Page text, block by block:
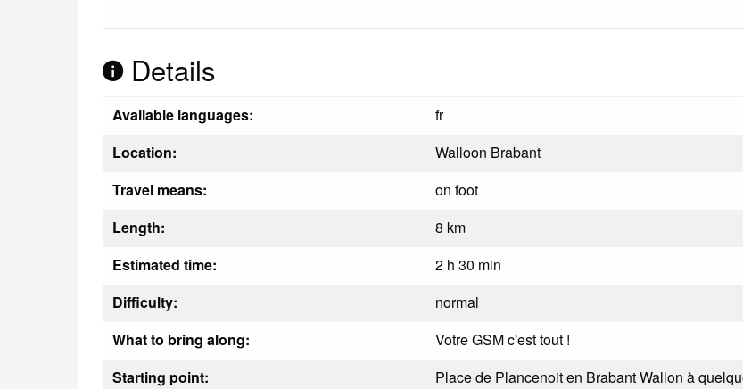
Details
Available languages:
fr
Location:
Walloon Brabant
Travel means:
on foot
Length:
8 km
Estimated time:
2 h 30 min
Difficulty:
normal
What to bring along:
Votre GSM c'est tout !
Starting point:
Place de Plancenoit en Brabant Wallon à